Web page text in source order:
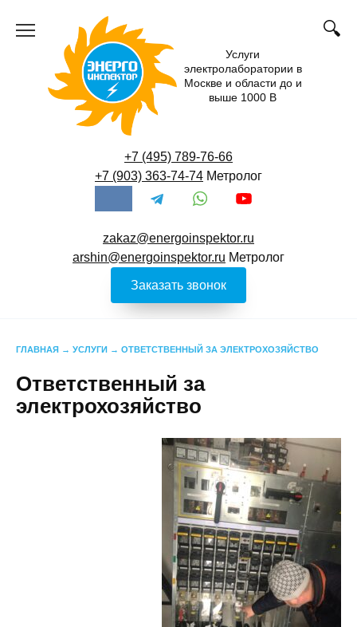
содержанию
Услуги
электролаборатории в
Москве и области до и
выше 1000 В
+7 (495) 789-76-66
+7 (903) 363-74-74 Метролог
zakaz@energoinspektor.ru
arshin@energoinspektor.ru Метролог
Заказать звонок
ГЛАВНАЯ → УСЛУГИ → ОТВЕТСТВЕННЫЙ ЗА ЭЛЕКТРОХОЗЯЙСТВО
Ответственный за
электрохозяйство